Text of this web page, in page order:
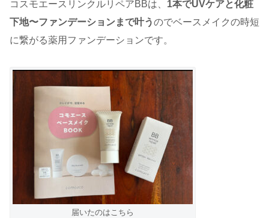
コスモエースリンクルリペアBBは、 1本でUVケアと化粧
下地〜ファンデーションまで叶うのでベースメイクの時短
に繋がる薬用ファンデーションです。
届いたのはこちら